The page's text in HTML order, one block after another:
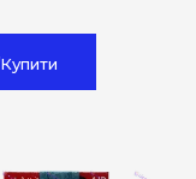
Купити